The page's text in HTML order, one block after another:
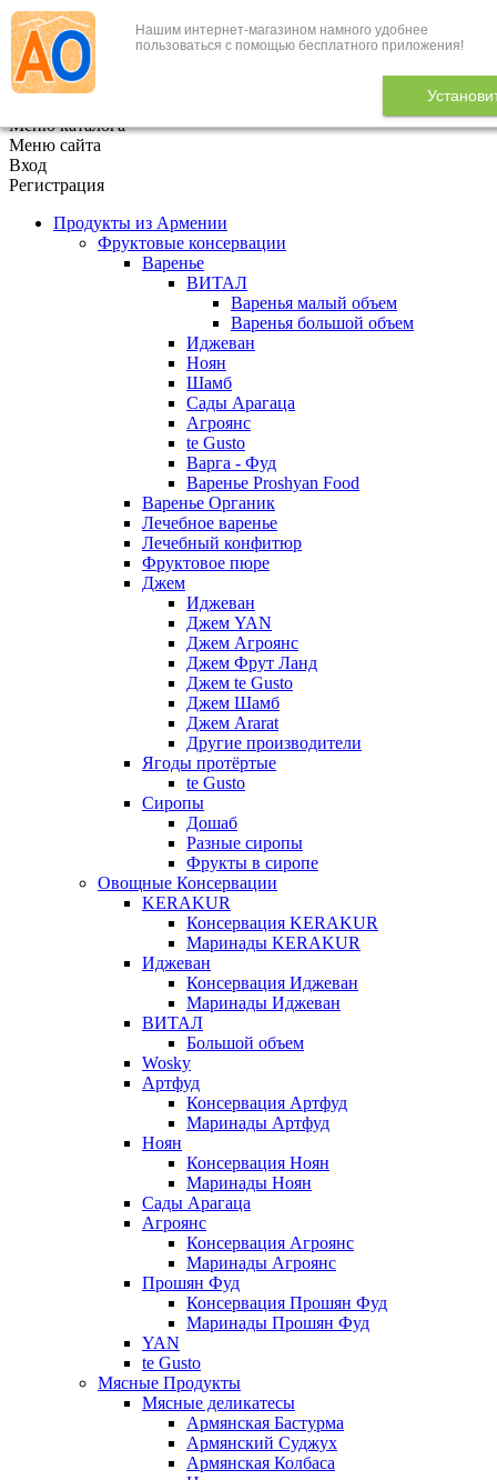
Нашим интернет-магазином намного удобнее
пользоваться с помощью бесплатного приложения!
+7 (495) 646-888-1
В корзине 0
Меню каталога
Меню сайта
Вход
Регистрация
Продукты из Армении
Фруктовые консервации
Варенье
ВИТАЛ
Варенья малый объем
Варенья большой объем
Иджеван
Ноян
Шамб
Сады Арагаца
Агроянс
te Gusto
Варга - Фуд
Варенье Proshyan Food
Варенье Органик
Лечебное варенье
Лечебный конфитюр
Фруктовое пюре
Джем
Иджеван
Джем YAN
Джем Агроянс
Джем Фрут Ланд
Джем te Gusto
Джем Шамб
Джем Ararat
Другие производители
Ягоды протёртые
te Gusto
Сиропы
Дошаб
Разные сиропы
Фрукты в сиропе
Овощные Консервации
KERAKUR
Консервация KERAKUR
Маринады KERAKUR
Иджеван
Консервация Иджеван
Маринады Иджеван
ВИТАЛ
Большой объем
Wosky
Артфуд
Консервация Артфуд
Маринады Артфуд
Ноян
Консервация Ноян
Маринады Ноян
Сады Арагаца
Агроянс
Консервация Агроянс
Маринады Агроянс
Прошян Фуд
Консервация Прошян Фуд
Маринады Прошян Фуд
YAN
te Gusto
Мясные Продукты
Мясные деликатесы
Армянская Бастурма
Армянский Суджух
Армянская Колбаса